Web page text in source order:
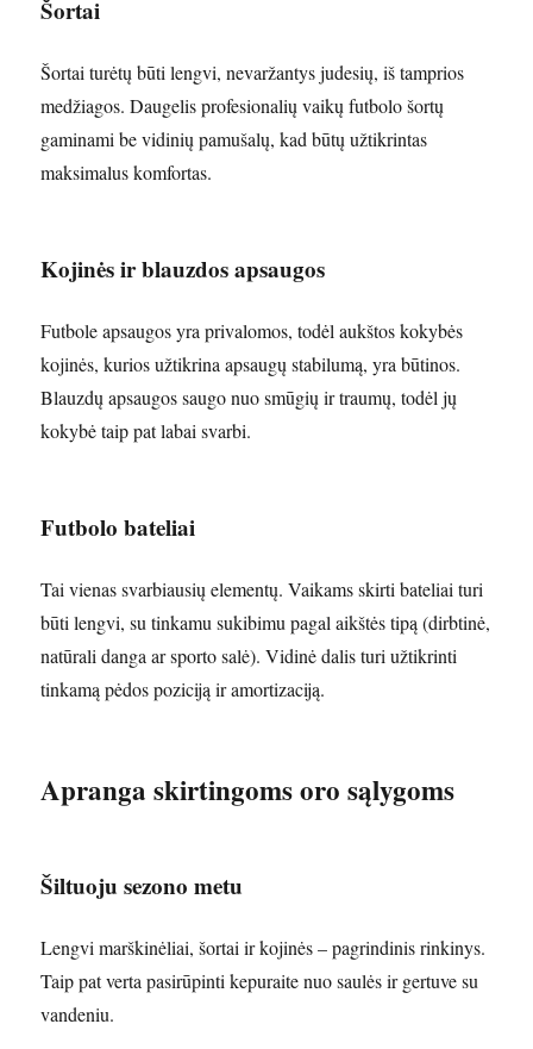
Šortai
Šortai turėtų būti lengvi, nevaržantys judesių, iš tamprios
medžiagos. Daugelis profesionalių vaikų futbolo šortų
gaminami be vidinių pamušalų, kad būtų užtikrintas
maksimalus komfortas.
Kojinės ir blauzdos apsaugos
Futbole apsaugos yra privalomos, todėl aukštos kokybės
kojinės, kurios užtikrina apsaugų stabilumą, yra būtinos.
Blauzdų apsaugos saugo nuo smūgių ir traumų, todėl jų
kokybė taip pat labai svarbi.
Futbolo bateliai
Tai vienas svarbiausių elementų. Vaikams skirti bateliai turi
būti lengvi, su tinkamu sukibimu pagal aikštės tipą (dirbtinė,
natūrali danga ar sporto salė). Vidinė dalis turi užtikrinti
tinkamą pėdos poziciją ir amortizaciją.
Apranga skirtingoms oro sąlygoms
Šiltuoju sezono metu
Lengvi marškinėliai, šortai ir kojinės – pagrindinis rinkinys.
Taip pat verta pasirūpinti kepuraite nuo saulės ir gertuve su
vandeniu.